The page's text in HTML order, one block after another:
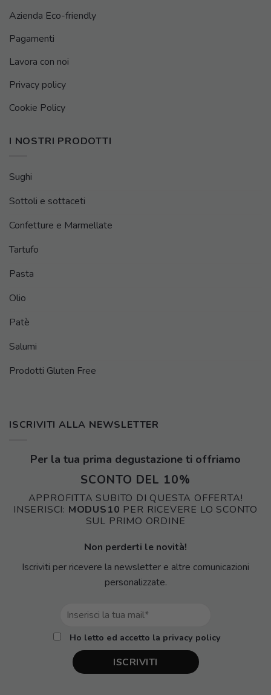
Azienda Eco-friendly
Pagamenti
Lavora con noi
Privacy policy
Cookie Policy
I NOSTRI PRODOTTI
Sughi
Sottoli e sottaceti
Confetture e Marmellate
Tartufo
Pasta
Olio
Patè
Salumi
Prodotti Gluten Free
ISCRIVITI ALLA NEWSLETTER
Per la tua prima degustazione ti offriamo
SCONTO DEL 10%
APPROFITTA SUBITO DI QUESTA OFFERTA!
INSERISCI: MODUS10 PER RICEVERE LO SCONTO
SUL PRIMO ORDINE
Non perderti le novità!
Iscriviti per ricevere la newsletter e altre comunicazioni
personalizzate.
Ho letto ed accetto la privacy policy